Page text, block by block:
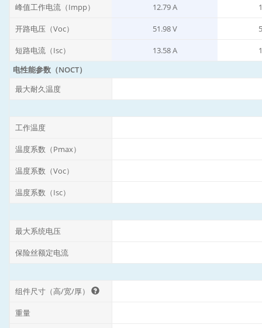
峰值工作电流（Impp） 12.79 A
开路电压（Voc） 51.98 V
短路电流（Isc） 13.58 A
电性能参数（NOCT）
最大耐久温度
工作温度
温度系数（Pmax）
温度系数（Voc）
温度系数（Isc）
最大系统电压
保险丝额定电流
组件尺寸（高/宽/厚）
重量